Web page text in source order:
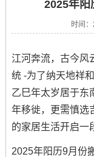
2025年阳
时间
江河奔流，古今风
统 -为了纳天地祥
乙巳年太岁居于东
年移徙，更需慎选
的家居生活开启一
2025年阳历9月份